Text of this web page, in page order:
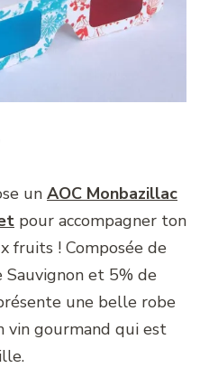
un AOC Monbazillac
pour accompagner ton
fruits ! Composée de
et 5% de
une belle robe
vin gourmand qui est